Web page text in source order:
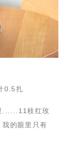
0.5扎
......11枝红玫
的眼里只有